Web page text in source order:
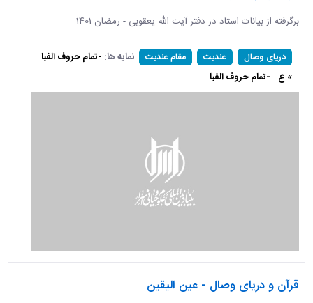
برگرفته از بیانات استاد در دفتر آیت الله یعقوبی - رمضان 1401
دریای وصال عندیت مقام عندیت نمایه ها: -تمام حروف الفبا
» ع -تمام حروف الفبا
قرآن و دریای وصال - عین الیقین